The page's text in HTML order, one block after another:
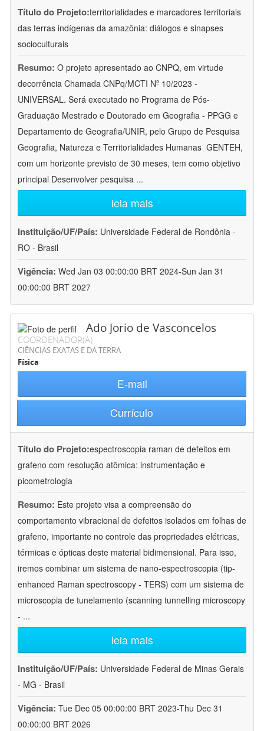
Título do Projeto:territorialidades e marcadores territoriais
das terras indígenas da amazônia: diálogos e sinapses
socioculturais
Resumo: O projeto apresentado ao CNPQ, em virtude
decorrência Chamada CNPq/MCTI Nº 10/2023 -
UNIVERSAL. Será executado no Programa de Pós-
Graduação Mestrado e Doutorado em Geografia - PPGG e
Departamento de Geografia/UNIR, pelo Grupo de Pesquisa
Geografia, Natureza e Territorialidades Humanas  GENTEH,
com um horizonte previsto de 30 meses, tem como objetivo
principal Desenvolver pesquisa ...
leia mais
Instituição/UF/País: Universidade Federal de Rondônia -
RO - Brasil
Vigência: Wed Jan 03 00:00:00 BRT 2024-Sun Jan 31
00:00:00 BRT 2027
Ado Jorio de Vasconcelos
COORDENADOR(A)
CIÊNCIAS EXATAS E DA TERRA
Física
E-mail
Currículo
Título do Projeto:espectroscopia raman de defeitos em
grafeno com resolução atômica: instrumentação e
picometrologia
Resumo: Este projeto visa a compreensão do
comportamento vibracional de defeitos isolados em folhas de
grafeno, importante no controle das propriedades elétricas,
térmicas e ópticas deste material bidimensional. Para isso,
iremos combinar um sistema de nano-espectroscopia (tip-
enhanced Raman spectroscopy - TERS) com um sistema de
microscopia de tunelamento (scanning tunnelling microscopy
- ...
leia mais
Instituição/UF/País: Universidade Federal de Minas Gerais
- MG - Brasil
Vigência: Tue Dec 05 00:00:00 BRT 2023-Thu Dec 31
00:00:00 BRT 2026